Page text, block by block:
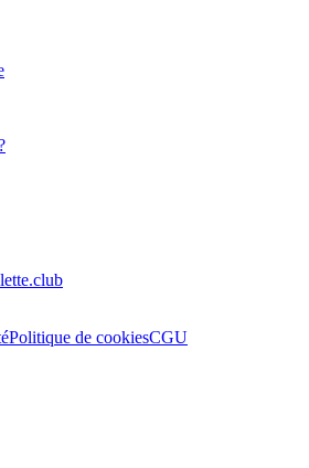
Politique de cookiesCGU